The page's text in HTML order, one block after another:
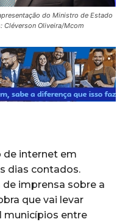
do Ministro de Estado
Cléverson Oliveira/Mcom
de internet em
dias contados.
imprensa sobre a
que vai levar
municípios entre